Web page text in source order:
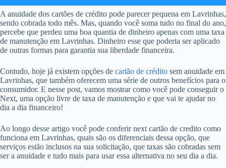
A anuidade dos cartões de crédito pode parecer pequena em Lavrinhas,
sendo cobrada todo mês. Mas, quando você soma tudo no final do ano,
percebe que perdeu uma boa quantia de dinheiro apenas com uma taxa
de manutenção em Lavrinhas. Dinheiro esse que poderia ser aplicado
de outras formas para garantia sua liberdade financeira.
Contudo, hoje já existem opções de cartão de crédito sem anuidade em
Lavrinhas, que também oferecem uma série de outros benefícios para o
consumidor. E nesse post, vamos mostrar como você pode conseguir o
Next, uma opção livre de taxa de manutenção e que vai te ajudar no
dia a dia financeiro!
Ao longo desse artigo você pode conferir next cartão de credito como
funciona em Lavrinhas, quais são os diferenciais dessa opção, que
serviços estão inclusos na sua solicitação, que taxas são cobradas sem
ser a anuidade e tudo mais para usar essa alternativa no seu dia a dia.